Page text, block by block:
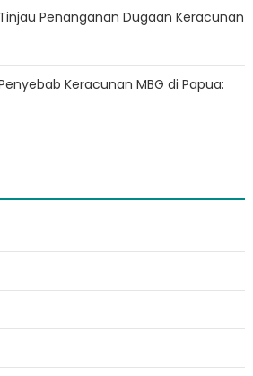
Penanganan Dugaan Keracunan
Keracunan MBG di Papua: